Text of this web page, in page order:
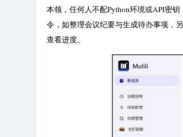
本领，任何人不配Python环境或API密
令，如整理会议纪要与生成待办事项，
查看进度。